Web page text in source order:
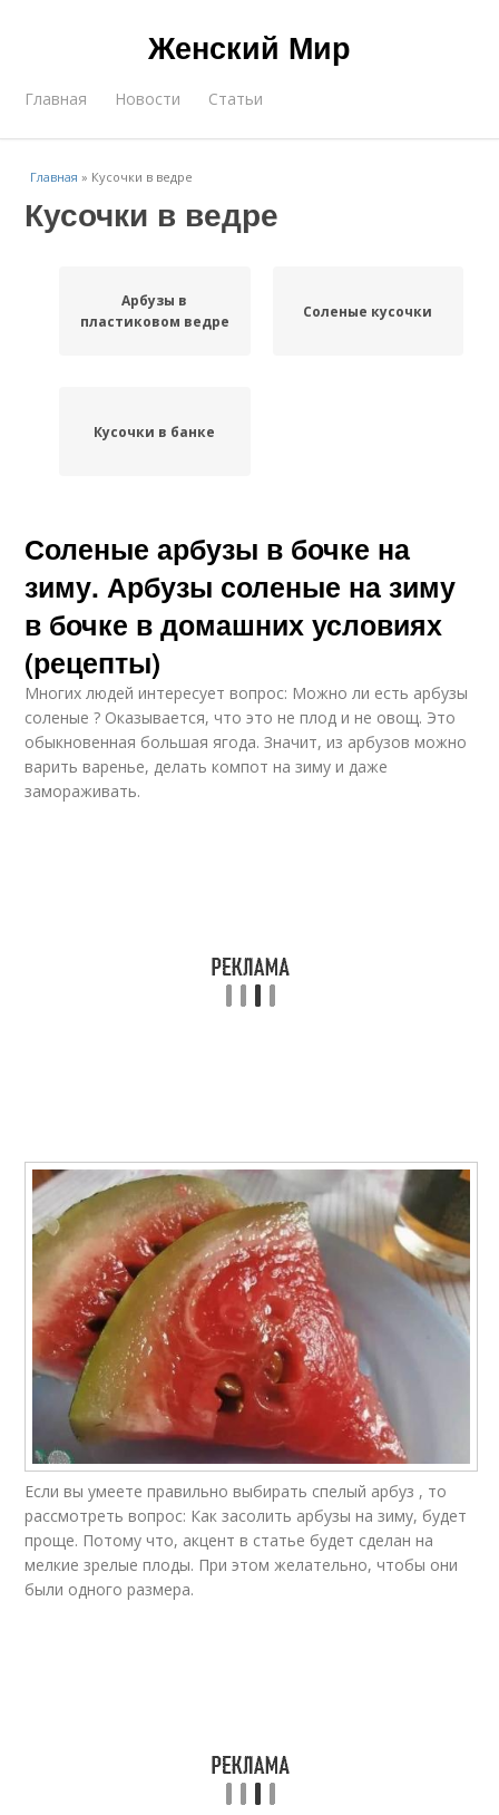
Женский Мир
Главная Новости Статьи
Главная » Кусочки в ведре
Кусочки в ведре
Арбузы в
пластиковом ведре
Соленые кусочки
Кусочки в банке
Соленые арбузы в бочке на
зиму. Арбузы соленые на зиму
в бочке в домашних условиях
(рецепты)
Многих людей интересует вопрос: Можно ли есть арбузы
соленые ? Оказывается, что это не плод и не овощ. Это
обыкновенная большая ягода. Значит, из арбузов можно
варить варенье, делать компот на зиму и даже
замораживать.
Если вы умеете правильно выбирать спелый арбуз , то
рассмотреть вопрос: Как засолить арбузы на зиму, будет
проще. Потому что, акцент в статье будет сделан на
мелкие зрелые плоды. При этом желательно, чтобы они
были одного размера.